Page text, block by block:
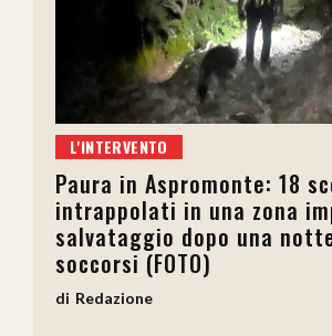
L'INTERVENTO
Paura in Aspromonte: 18
intrappolati in una zona
salvataggio dopo una
soccorsi (FOTO)
Redazione